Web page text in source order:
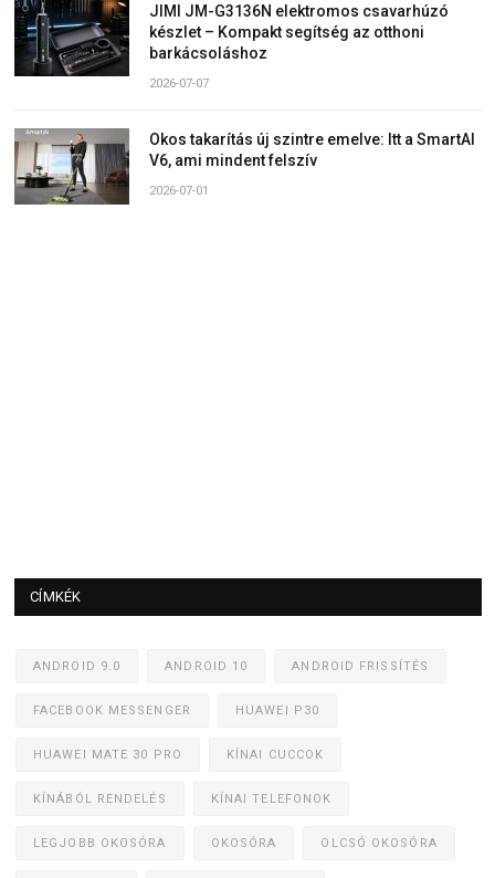
JIMI JM-G3136N elektromos csavarhúzó
készlet – Kompakt segítség az otthoni
barkácsoláshoz
2026-07-07
Okos takarítás új szintre emelve: Itt a SmartAI
V6, ami mindent felszív
2026-07-01
CÍMKÉK
ANDROID 9.0 ANDROID 10 ANDROID FRISSÍTÉS
FACEBOOK MESSENGER HUAWEI P30
HUAWEI MATE 30 PRO KÍNAI CUCCOK
KÍNÁBÓL RENDELÉS KÍNAI TELEFONOK
LEGJOBB OKOSÓRA OKOSÓRA OLCSÓ OKOSÓRA